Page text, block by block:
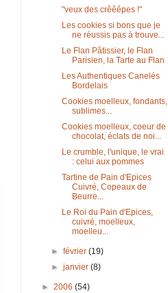
"veux des crêêêpes !"
Les cookies si bons que je
ne réussis pas à trouve...
Le Flan Pâtissier, le Flan
Parisien, la Tarte au Flan
Les Authentiques Canelés
Bordelais
Cookies moelleux, fondants,
sublimes...
Cookies moelleux, coeur de
chocolat, éclats de noi...
Le crumble, l'unique, le vrai
: celui aux pommes
Tartine de Pain d'Epices
Cuivré, Copeaux de
Beurre...
Le Roi du Pain d'Epices,
cuivré, moelleux,
moelleu...
►février(19)
►janvier(8)
► 2006 (54)